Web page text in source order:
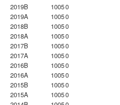
2019B
10050
2019A
10050
2018B
10050
2018A
10050
2017B
10050
2017A
10050
2016B
10050
2016A
10050
2015B
10050
2015A
10050